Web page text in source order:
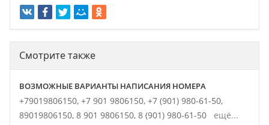
Смотрите также
ВОЗМОЖНЫЕ ВАРИАНТЫ НАПИСАНИЯ НОМЕРА
+79019806150, +7 901 9806150, +7 (901) 980-61-50,
89019806150, 8 901 9806150, 8 (901) 980-61-50 ещё...